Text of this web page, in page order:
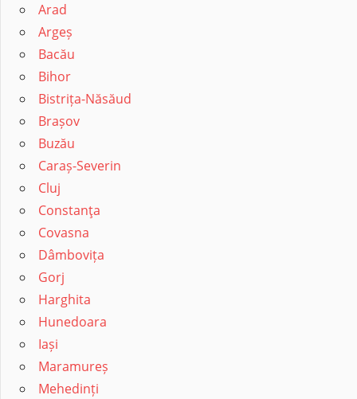
Arad
Argeș
Bacău
Bihor
Bistrița-Năsăud
Brașov
Buzău
Caraș-Severin
Cluj
Constanţa
Covasna
Dâmbovița
Gorj
Harghita
Hunedoara
Iași
Maramureș
Mehedinți